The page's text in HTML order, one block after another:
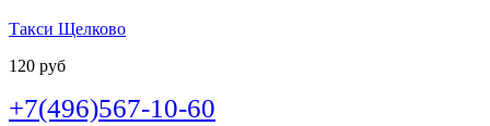
Такси Щелково
120 руб
+7(496)567-10-60